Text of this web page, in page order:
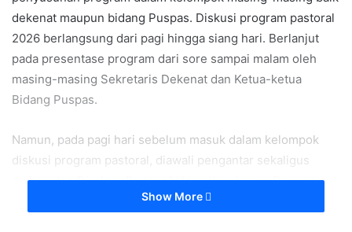
dekenat maupun bidang Puspas. Diskusi program pastoral
2026 berlangsung dari pagi hingga siang hari. Berlanjut
pada presentase program dari sore sampai malam oleh
masing-masing Sekretaris Dekenat dan Ketua-ketua
Bidang Puspas.
Namun, pada pagi hari sebelum masuk dalam kelompok
diskusi program pastoral, diawali pengantar sekaligus
arahan dari Direktur Puspas/Vikjen Keuskupan Denpasar
RD. Herman Yoseph Babey.Show More